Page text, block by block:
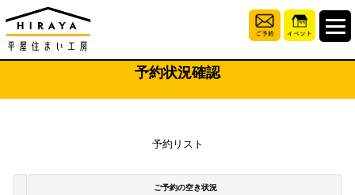
予約状況確認
予約リスト
ご予約の空き状況